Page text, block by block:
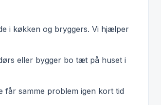
i køkken og bryggers. Vi hjælper
eller bygger bo tæt på huset i
får samme problem igen kort tid